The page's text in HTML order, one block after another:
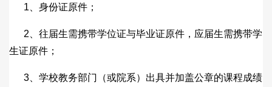
1、身份证原件；
2、往届生需携带学位证与毕业证原件，应届生需携带学
生证原件；
3、学校教务部门（或院系）出具并加盖公章的课程成绩